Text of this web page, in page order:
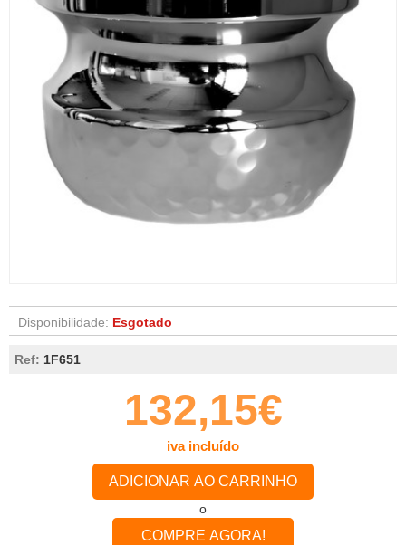
Disponibilidade: Esgotado
Ref: 1F651
132,15€
iva incluído
ADICIONAR AO CARRINHO
o
COMPRE AGORA!